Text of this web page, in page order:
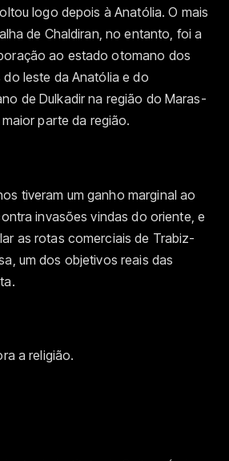
logo depois à Anatólia. O mais
de Chaldiran, no entanto, foi a
ao estado otomano dos
leste da Anatólia e do
de Dulkadir na região do Maras-
maior parte da região.
tiveram um ganho marginal ao
invasões vindas do oriente, e
as rotas comerciais de Trabiz-
um dos objetivos reais das
a religião.